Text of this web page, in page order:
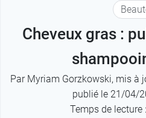
Cheveux gras :
Par Myriam Gorzkowski, mis à
publié le 21/04/
Temps de lecture